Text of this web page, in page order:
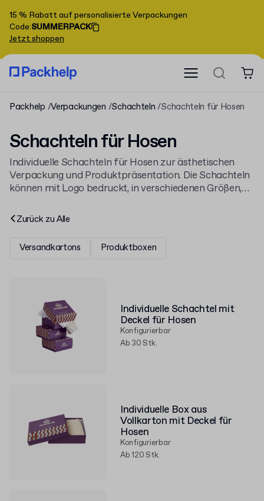
15 % Rabatt auf personalisierte Verpackungen
Code:SUMMERPACK
Jetzt shoppen
Packhelp Verpackungen Schachteln Schachteln für Hosen
Schachteln für Hosen
Individuelle Schachteln für Hosen zur ästhetischen
Verpackung und Produktpräsentation. Die Schachteln
können mit Logo bedruckt, in verschiedenen Größen,
werden, um den Markenstil optimal widerzuspiegeln.
Verkauf und Versand. Erhältlich in Großmengen –
geliefert von einem erfahrenenVerpackungshändler
Zurück zu Alle
Versandkartons Produktboxen
Individuelle Schachtel mit
Deckel für Hosen
Konfigurierbar
Ab 30 Stk.
Individuelle Box aus
Vollkarton mit Deckel für
Hosen
Konfigurierbar
Ab 120 Stk.